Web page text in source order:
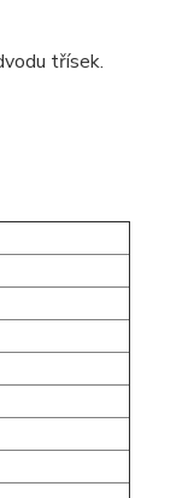
třísek.